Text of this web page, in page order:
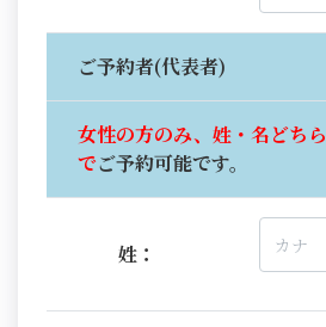
ご予約者(代表者)
女性の方のみ、姓・名どち
でご予約可能です。
姓：